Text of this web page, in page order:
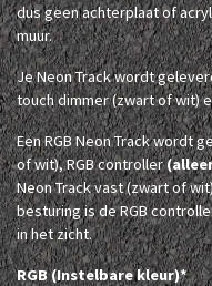
dus geen achterplaat of
muur.
Je Neon Track wordt
touch dimmer (zwart of wit)
Een RGB Neon Track wordt
of wit), RGB controller
Neon Track vast (zwart of
besturing is de RGB
in het zicht.
RGB (Instelbare kleur)*